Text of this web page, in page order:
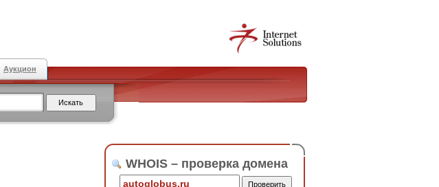
Аукцион
WHOIS – проверка домена